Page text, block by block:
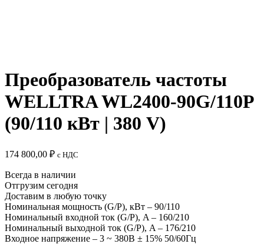
Преобразователь частоты
WELLTRA WL2400-90G/110P
(90/110 кВт | 380 V)
174 800,00 ₽ c НДС
Всегда в наличии
Отгрузим сегодня
Доставим в любую точку
Номинальная мощность (G/P), кВт – 90/110
Номинальный входной ток (G/P), A – 160/210
Номинальный выходной ток (G/P), A – 176/210
Входное напряжение – 3 ~ 380B ± 15% 50/60Гц